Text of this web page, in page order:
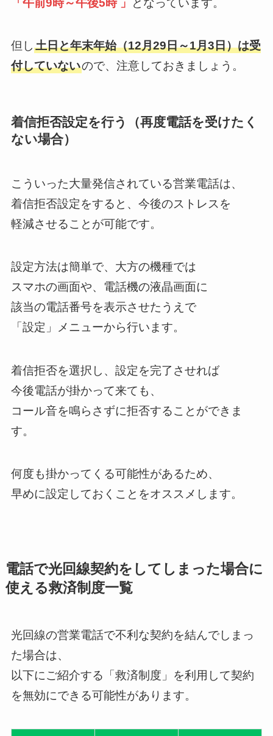
但し 土日と年末年始（12月29日～1月3日）は受
付していないので、注意しておきましょう。
着信拒否設定を行う（再度電話を受けたく
ない場合）
こういった大量発信されている営業電話は、
着信拒否設定をすると、今後のストレスを
軽減させることが可能です。
設定方法は簡単で、大方の機種では
スマホの画面や、電話機の液晶画面に
該当の電話番号を表示させたうえで
「設定」メニューから行います。
着信拒否を選択し、設定を完了させれば
今後電話が掛かって来ても、
コール音を鳴らさずに拒否することができま
す。
何度も掛かってくる可能性があるため、
早めに設定しておくことをオススメします。
電話で光回線契約をしてしまった場合に
使える救済制度一覧
光回線の営業電話で不利な契約を結んでしまっ
た場合は、
以下にご紹介する「救済制度」を利用して契約
を無効にできる可能性があります。